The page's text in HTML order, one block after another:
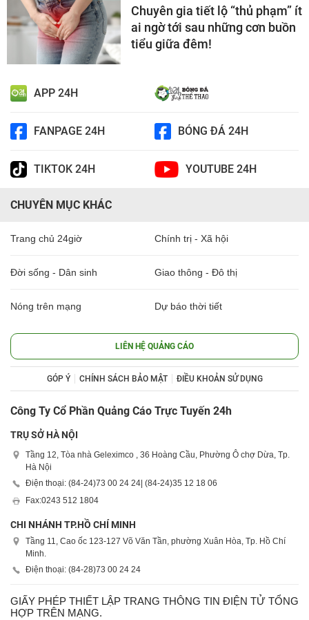
Chuyên gia tiết lộ “thủ phạm” ít
ai ngờ tới sau những cơn buồn
tiểu giữa đêm!
APP 24H
FANPAGE 24H BÓNG ĐÁ 24H
TIKTOK 24H YOUTUBE 24H
CHUYÊN MỤC KHÁC
Trang chủ 24giờ Chính trị - Xã hội
Đời sống - Dân sinh Giao thông - Đô thị
Nóng trên mạng Dự báo thời tiết
LIÊN HỆ QUẢNG CÁO
GÓP Ý CHÍNH SÁCH BẢO MẬT ĐIỀU KHOẢN SỬ DỤNG
Công Ty Cổ Phần Quảng Cáo Trực Tuyến 24h
TRỤ SỞ HÀ NỘI
Tầng 12, Tòa nhà Geleximco , 36 Hoàng Cầu, Phường Ô chợ Dừa, Tp.
Hà Nội
Điện thoại: (84-24)73 00 24 24| (84-24)35 12 18 06
Fax:0243 512 1804
CHI NHÁNH TP.HỒ CHÍ MINH
Tầng 11, Cao ốc 123-127 Võ Văn Tần, phường Xuân Hòa, Tp. Hồ Chí
Minh.
Điện thoại: (84-28)73 00 24 24
GIẤY PHÉP THIẾT LẬP TRANG THÔNG TIN ĐIỆN TỬ TỔNG
HỢP TRÊN MẠNG.